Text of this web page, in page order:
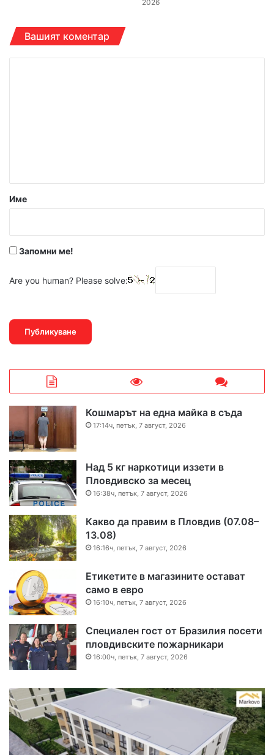
2026
Вашият коментар
р
Име
Запомни ме!
Are you human? Please solve:
Кошмарът на една майка в съда
17:14ч, петък, 7 август, 2026
Над 5 кг наркотици иззети в
Пловдивско за месец
16:38ч, петък, 7 август, 2026
Какво да правим в Пловдив (07.08–
13.08)
16:16ч, петък, 7 август, 2026
Етикетите в магазините остават
само в евро
16:10ч, петък, 7 август, 2026
Специален гост от Бразилия посети
пловдивските пожарникари
16:00ч, петък, 7 август, 2026